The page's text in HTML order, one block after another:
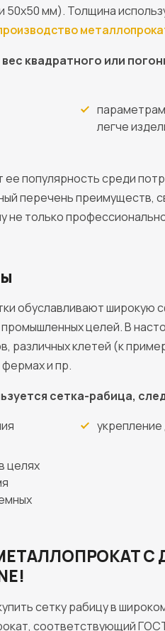
мм). Толщина
квадратного или
легче
популярность среди
перечень преимуществ,
не только
обуславливают широкую
промышленных целей. В
различных клетей (к
и пр.
сетка-рабица,
целях
С
сетку рабицу в
соответствующий